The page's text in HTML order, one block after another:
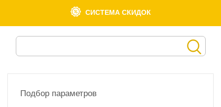
СИСТЕМА СКИДОК
Подбор параметров